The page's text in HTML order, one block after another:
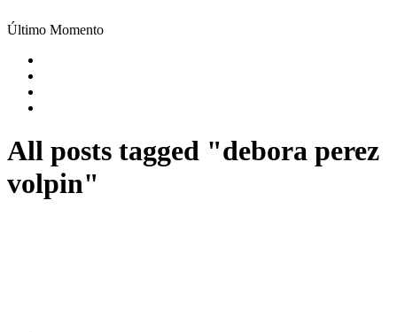
Último Momento
All posts tagged "debora perez
volpin"